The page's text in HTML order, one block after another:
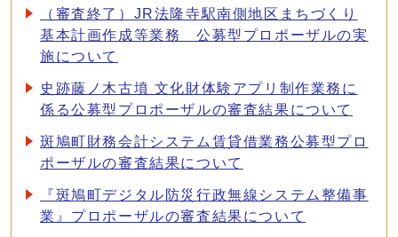
（審査終了）JR法隆寺駅南側地区まちづくり
基本計画作成等業務 公募型プロポーザルの実
施について
史跡藤ノ木古墳 文化財体験アプリ制作業務に
係る公募型プロポーザルの審査結果について
斑鳩町財務会計システム賃貸借業務公募型プロ
ポーザルの審査結果について
『斑鳩町デジタル防災行政無線システム整備事
業』プロポーザルの審査結果について